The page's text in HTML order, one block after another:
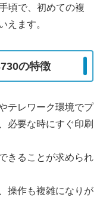
頃で、初めての複
えます。
の特徴
テレワーク環境でプ
必要な時にすぐ印刷
きることが求められ
操作も複雑になりが